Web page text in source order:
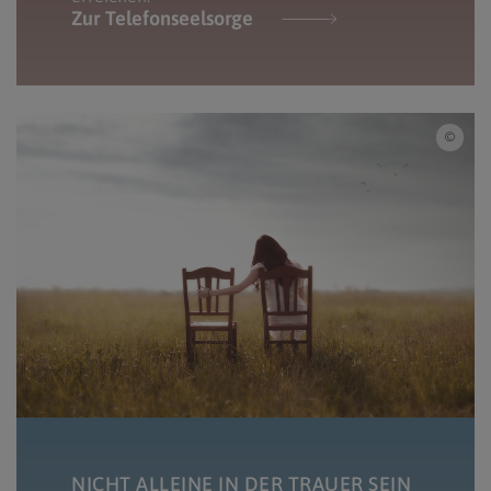
Zur Telefonseelsorge
NICHT ALLEINE IN DER TRAUER SEIN